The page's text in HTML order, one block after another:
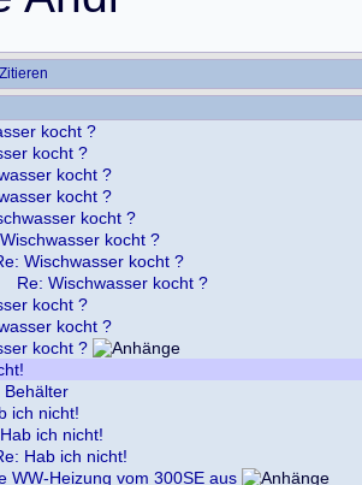
Zitieren
kocht ?
kocht ?
kocht ?
kocht ?
kocht ?
kocht ?
Wischwasser kocht ?
Re: Wischwasser kocht ?
kocht ?
kocht ?
kocht ?
Behälter
ich nicht!
ich nicht!
Hab ich nicht!
WW-Heizung vom 300SE aus